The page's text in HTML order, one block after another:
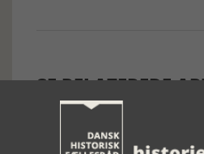
SE RELATEREDE